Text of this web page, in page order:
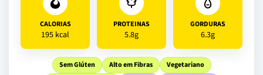
CALORIAS
195 kcal
PROTEINAS
5.8g
GORDURAS
6.3g
Sem Glúten Alto em Fibras
Vegetariano